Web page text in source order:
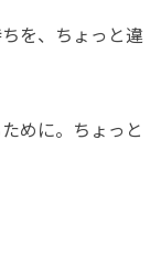
を、ちょっと違
めに。ちょっと